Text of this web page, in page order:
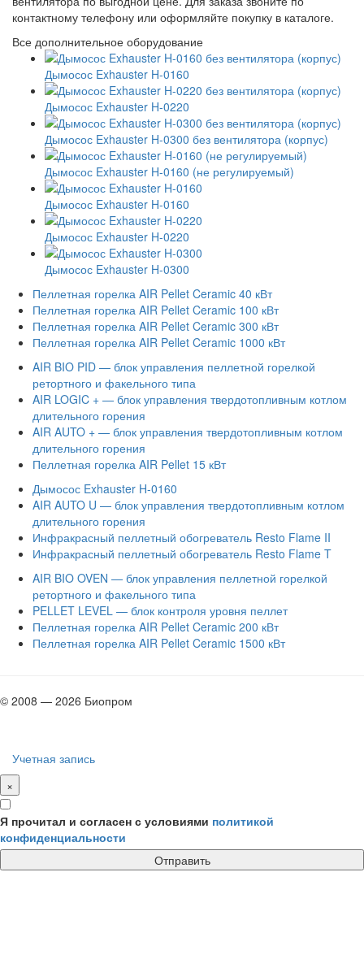
контактному телефону или оформляйте покупку в каталоге.
Все дополнительное оборудование
Дымосос Exhauster H-0160
Дымосос Exhauster H-0220
Дымосос Exhauster H-0300 без вентилятора (корпус)
Дымосос Exhauster H-0160 (не регулируемый)
Дымосос Exhauster H-0160
Дымосос Exhauster H-0220
Дымосос Exhauster H-0300
Пеллетная горелка AIR Pellet Ceramic 40 кВт
Пеллетная горелка AIR Pellet Ceramic 100 кВт
Пеллетная горелка AIR Pellet Ceramic 300 кВт
Пеллетная горелка AIR Pellet Ceramic 1000 кВт
AIR BIO PID — блок управления пеллетной горелкой
ретортного и факельного типа
AIR LOGIC + — блок управления твердотопливным котлом
длительного горения
AIR AUTO + — блок управления твердотопливным котлом
длительного горения
Пеллетная горелка AIR Pellet 15 кВт
Дымосос Exhauster H-0160
AIR AUTO U — блок управления твердотопливным котлом
длительного горения
Инфракрасный пеллетный обогреватель Resto Flame II
Инфракрасный пеллетный обогреватель Resto Flame T
AIR BIO OVEN — блок управления пеллетной горелкой
ретортного и факельного типа
PELLET LEVEL — блок контроля уровня пеллет
Пеллетная горелка AIR Pellet Ceramic 200 кВт
Пеллетная горелка AIR Pellet Ceramic 1500 кВт
© 2008 — 2026 Биопром
Учетная запись
×
Я прочитал и согласен с условиями политикой
конфиденциальности
Отправить